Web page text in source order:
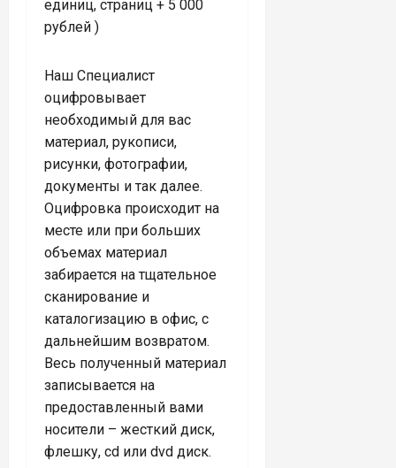
единиц, страниц + 5 000
рублей )
Наш Специалист
оцифровывает
необходимый для вас
материал, рукописи,
рисунки, фотографии,
документы и так далее.
Оцифровка происходит на
месте или при больших
объемах материал
забирается на тщательное
сканирование и
каталогизацию в офис, с
дальнейшим возвратом.
Весь полученный материал
записывается на
предоставленный вами
носители – жесткий диск,
флешку, cd или dvd диск.